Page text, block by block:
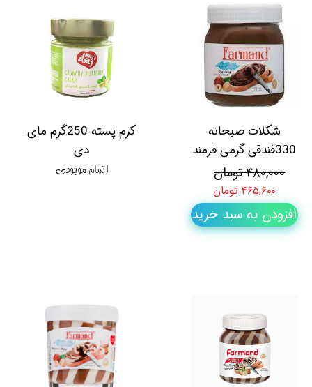
شکلات صبحانه
330فندقی گرمی فرمند
۴۸۰,۰۰۰ تومان
۴۶۵,۶۰۰ تومان
افزودن به سبد خرید
کرم پسته 250گرم مای
دی
اتمام موجودی